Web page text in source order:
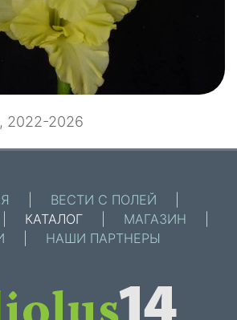
2022-2026
ВЕСТИ С ПОЛЕЙ
КАТАЛОГ МАГАЗИН
НАШИ ПАРТНЕРЫ